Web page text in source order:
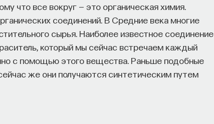
что все вокруг — это органическая химия.
соединений. В Средние века многие
сырья. Наиболее известное соединение
который мы сейчас встречаем каждый
с помощью этого вещества. Раньше подобные
же они получаются синтетическим путем